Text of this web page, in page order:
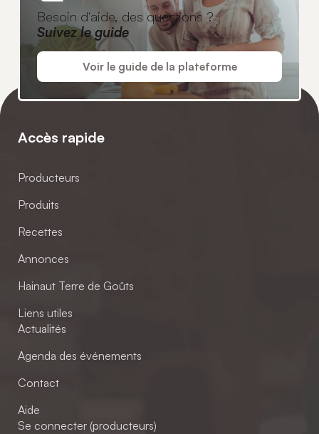
Besoin d'aide, des questions ?
Suivez le guide
Voir le guide de la plateforme
Accès rapide
Producteurs
Produits
Recettes
Annonces
Hainaut Terre de Goûts
Liens utiles
Actualités
Agenda des événements
Contact
Aide
Se connecter (producteurs)